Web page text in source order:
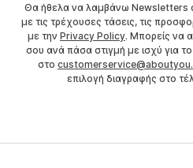
Θα ήθελα να λαμβάνω Newsletters
με τις τρέχουσες τάσεις, τις
με την Privacy Policy. Μπορείς να
σου ανά πάσα στιγμή με ισχύ για
στο
επιλογή διαγραφής στο